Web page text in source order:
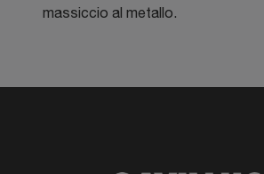
massiccio al metallo.